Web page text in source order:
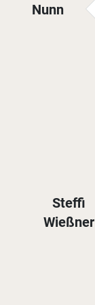
Nunn
Steffi
Wießner